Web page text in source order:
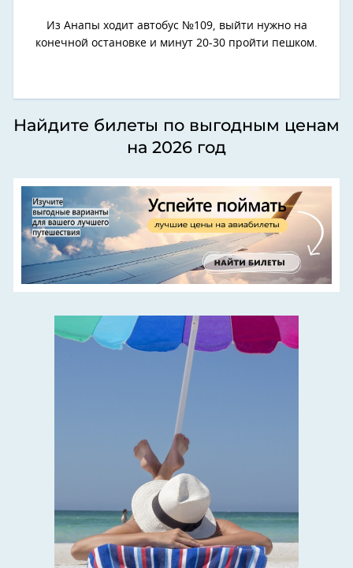
Из Анапы ходит автобус №109, выйти нужно на
конечной остановке и минут 20-30 пройти пешком.
Найдите билеты по выгодным ценам
на 2026 год